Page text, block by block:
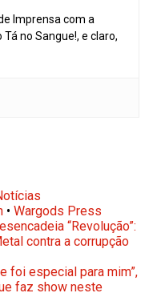
Imprensa com a
no Sangue!, e claro,
•Wargods Press
“Revolução”:
contra a corrupção
foi especial para mim”,
faz show neste